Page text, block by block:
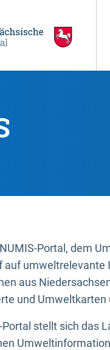
Portal, dem
auf
aus
und Umweltkarten
stellt sich das